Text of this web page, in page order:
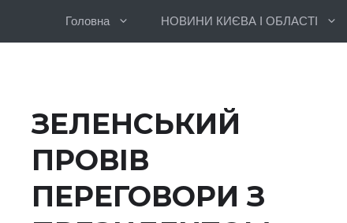
Головна НОВИНИ КИЄВА І ОБЛАСТІ
ЗЕЛЕНСЬКИЙ
ПРОВІВ
ПЕРЕГОВОРИ З